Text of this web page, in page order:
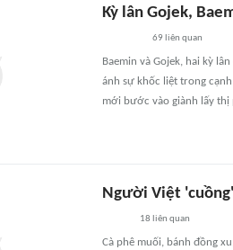
Kỳ lân Gojek,
69 liên quan
Baemin và Gojek, hai kỳ
ánh sự khốc liệt trong
mới bước vào giành lấy thị
Người Việt
18 liên quan
Cà phê muối, bánh đồng